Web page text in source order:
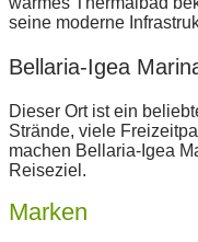
seine moderne
Bellaria-Igea
Dieser Ort ist ein
Strände, viele
machen Bellaria-Igea
Reiseziel.
Marken